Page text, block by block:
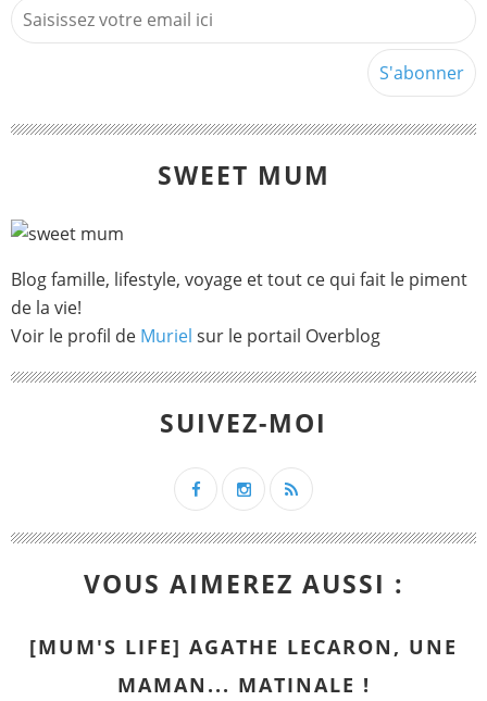
SWEET MUM
Blog famille, lifestyle, voyage et tout ce qui fait le piment
de la vie!
Voir le profil de Muriel sur le portail Overblog
SUIVEZ-MOI
VOUS AIMEREZ AUSSI :
[MUM'S LIFE] AGATHE LECARON, UNE
MAMAN... MATINALE !